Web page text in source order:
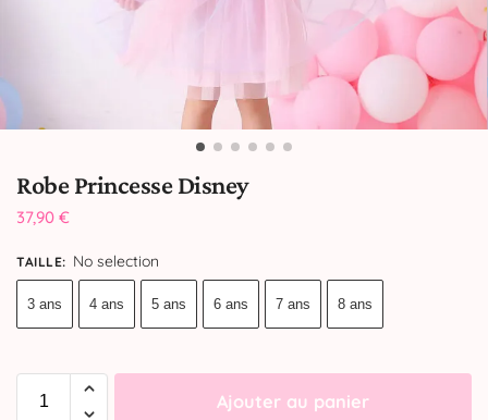
Robe Princesse Disney
37,90 €
TAILLE: No selection
3 ans 4 ans 5 ans 6 ans 7 ans 8 ans
Ajouter au panier